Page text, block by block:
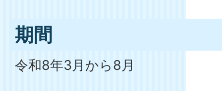
期間
令和8年3月から8月